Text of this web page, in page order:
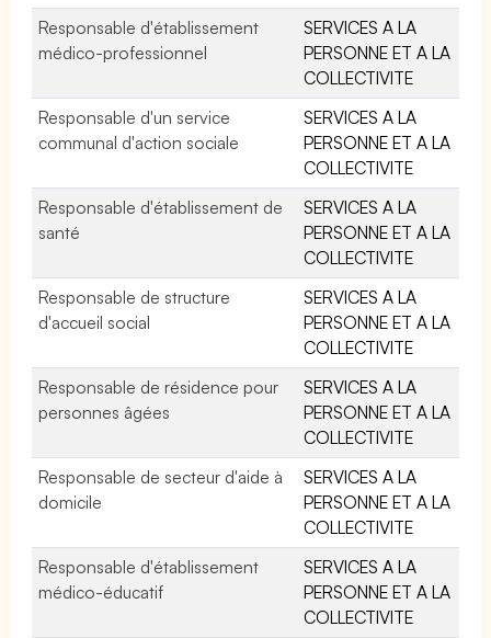
Responsable d'établissement
médico-professionnel
SERVICES A LA
PERSONNE ET A LA
COLLECTIVITE
Responsable d'un service
communal d'action sociale
SERVICES A LA
PERSONNE ET A LA
COLLECTIVITE
Responsable d'établissement de
santé
SERVICES A LA
PERSONNE ET A LA
COLLECTIVITE
Responsable de structure
d'accueil social
SERVICES A LA
PERSONNE ET A LA
COLLECTIVITE
Responsable de résidence pour
personnes âgées
SERVICES A LA
PERSONNE ET A LA
COLLECTIVITE
Responsable de secteur d'aide à
domicile
SERVICES A LA
PERSONNE ET A LA
COLLECTIVITE
Responsable d'établissement
médico-éducatif
SERVICES A LA
PERSONNE ET A LA
COLLECTIVITE